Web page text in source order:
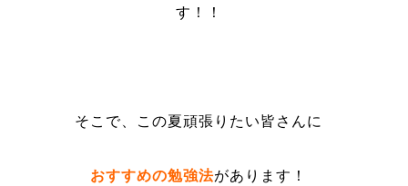
す！！
そこで、この夏頑張りたい皆さんに
おすすめの勉強法があります！